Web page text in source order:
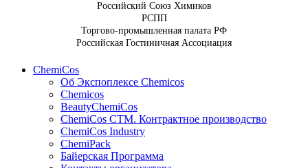
Российский Союз Химиков
РСПП
Торгово-промышленная палата РФ
Российская Гостиничная Ассоциация
ChemiCos
Об Экспоплексе Chemicos
Chemicos
BeautyChemiCos
ChemiCos СТМ. Контрактное производство
ChemiCos Industry
ChemiPack
Байерская Программа